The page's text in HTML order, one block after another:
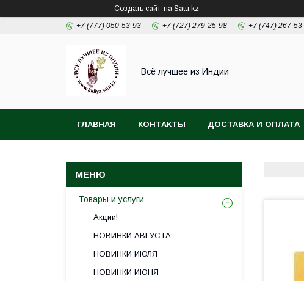
Создать сайт на Satu.kz
+7 (777) 050-53-93 +7 (727) 279-25-98 +7 (747) 267-
Всё лучшее из Индии
ГЛАВНАЯ КОНТАКТЫ ДОСТАВКА И ОПЛАТА
Товары и услуги
Акции!
НОВИНКИ АВГУСТА
НОВИНКИ ИЮЛЯ
НОВИНКИ ИЮНЯ